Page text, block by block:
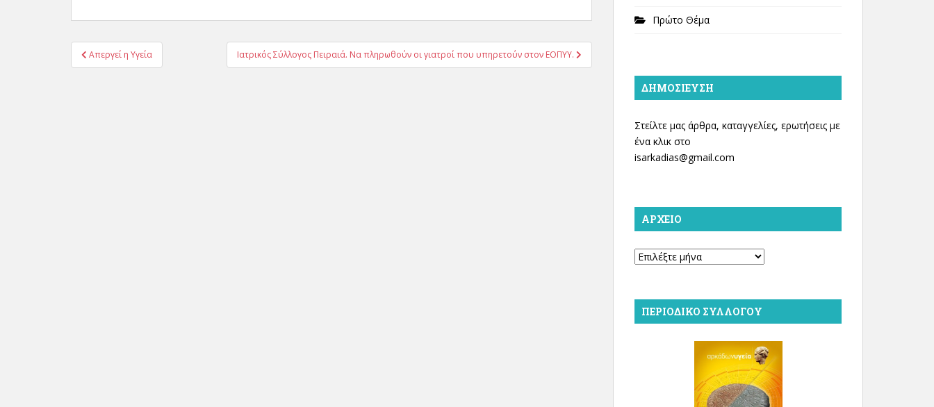
Πλοήγηση
άρθρων
Απεργεί η Υγεία Ιατρικός Σύλλογος Πειραιά. Να πληρωθούν οι γιατροί που υπηρετούν στον ΕΟΠΥΥ.
Πρώτο Θέμα
ΔΗΜΟΣΊΕΥΣΗ
Στείλτε μας άρθρα, καταγγελίες, ερωτήσεις με
ένα κλικ στο
isarkadias@gmail.com
ΑΡΧΕΊΟ
Αρχείο
ΠΕΡΙΟΔΙΚΌ ΣΥΛΛΌΓΟΥ